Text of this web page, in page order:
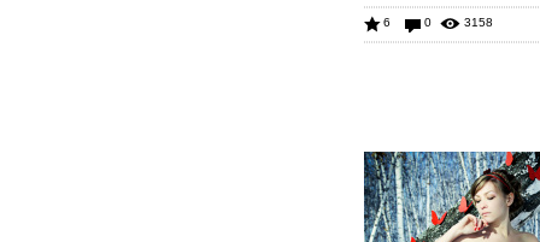
6 0 3158